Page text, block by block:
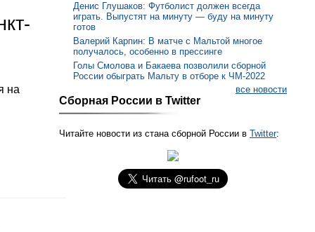
на
Денис Глушаков: Футболист должен всегда
играть. Выпустят на минуту — буду на минуту
готов
Валерий Карпин: В матче с Мальтой многое
получалось, особенно в прессинге
Голы Смолова и Бакаева позволили сборной
России обыграть Мальту в отборе к ЧМ-2022
все новости
Сборная России в Twitter
Читайте новости из стана сборной России в Twitter: